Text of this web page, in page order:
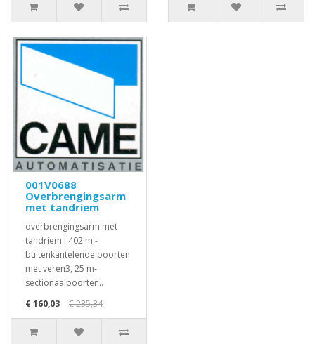
001V0688
Overbrengingsarm
met tandriem
overbrengingsarm met
tandriem l 402 m -
buitenkantelende poorten
met veren3, 25 m-
sectionaalpoorten..
€ 160,03
€ 235,34